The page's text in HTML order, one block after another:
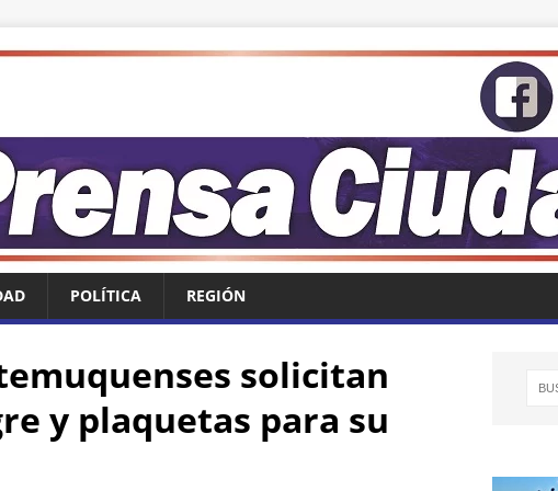
POLÍTICA REGIÓN
solicitan
y plaquetas para su